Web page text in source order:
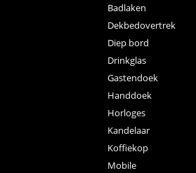
Badlaken
Dekbedovertrek
Diep bord
Drinkglas
Gastendoek
Handdoek
Horloges
Kandelaar
Koffiekop
Mobile